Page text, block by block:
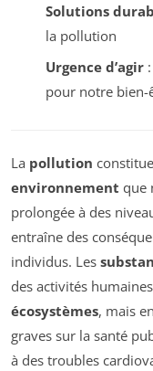
Solutions
la pollution
Urgence d’agir:
pour notre bien-
La pollution
environnement que
prolongée à des
entraîne des
individus. Les
des activités
écosystèmes, mais
graves sur la santé
à des troubles